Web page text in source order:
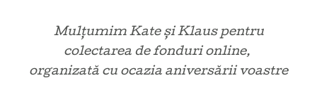
Mulțumim Kate și Klaus pentru
colectarea de fonduri online,
organizată cu ocazia aniversării voastre